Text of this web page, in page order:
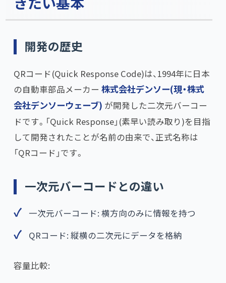
開発の歴史
QRコード(Quick Response Code)は、1994年に日本
の自動車部品メーカー 株式会社デンソー(現・株式
会社デンソーウェーブ) が開発した二次元バーコー
ドです。「Quick Response」(素早い読み取り)を目指
して開発されたことが名前の由来で、正式名称は
「QRコード」です。
一次元バーコードとの違い
一次元バーコード: 横方向のみに情報を持つ
QRコード: 縦横の二次元にデータを格納
容量比較: